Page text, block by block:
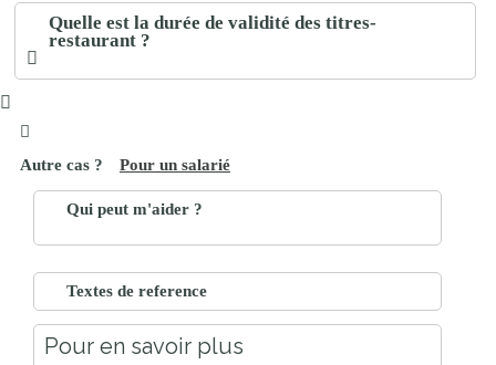
Quelle est la durée de validité des titres-
restaurant ?
Pour un salarié
Qui peut m'aider ?
Textes de reference
Pour en savoir plus